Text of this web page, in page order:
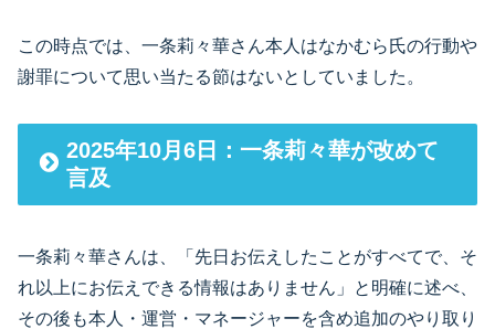
この時点では、一条莉々華さん本人はなかむら氏の行動や
謝罪について思い当たる節はないとしていました。
2025年10月6日：一条莉々華が改めて
言及
一条莉々華さんは、「先日お伝えしたことがすべてで、そ
れ以上にお伝えできる情報はありません」と明確に述べ、
その後も本人・運営・マネージャーを含め追加のやり取り